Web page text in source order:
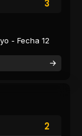
3
- Fecha 12
2